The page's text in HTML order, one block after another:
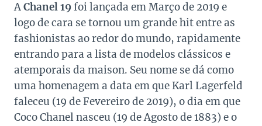
AChanel 19foi lançada em Março de 2019 e
logo de cara se tornou um grande hit entre as
fashionistas ao redor do mundo, rapidamente
entrando para a lista de modelos clássicos e
atemporais da maison. Seu nome se dá como
uma homenagem a data em que Karl Lagerfeld
faleceu (19 de Fevereiro de 2019), o dia em que
Coco Chanel nasceu (19 de Agosto de 1883) e o